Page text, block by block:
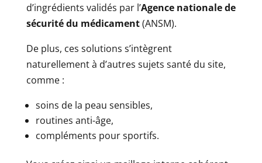
d’ingrédients validés par l’Agence nationale de
sécurité du médicament(ANSM).
De plus, ces solutions s’intègrent
naturellement à d’autres sujets santé du site,
comme :
soins de la peau sensibles,
routines anti-âge,
compléments pour sportifs.